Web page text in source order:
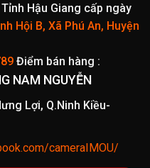
Hậu Giang cấp ngày
Hội B, Xã Phú An, Huyện
Điểm bán hàng :
NAM NGUYỄN
Lợi, Q.Ninh Kiều-
cameraIMOU/